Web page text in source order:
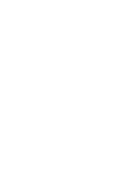
Hochschule